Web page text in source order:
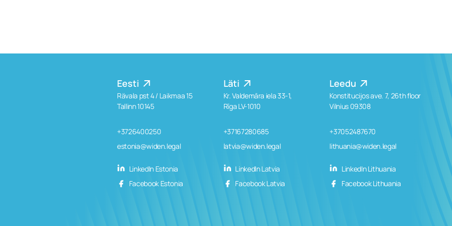
Eesti
Rävala pst 4 / Laikmaa 15
Tallinn 10145
+3726400250
estonia@widen.legal
LinkedIn Estonia
Facebook Estonia
Läti
Kr. Valdemāra iela 33-1,
Rīga LV-1010
+37167280685
latvia@widen.legal
LinkedIn Latvia
Facebook Latvia
Leedu
Konstitucijos ave. 7, 26th floor
Vilnius 09308
+37052487670
lithuania@widen.legal
LinkedIn Lithuania
Facebook Lithuania